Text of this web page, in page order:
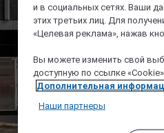
и в социальных сетях. Ваши
этих третьих лиц. Для
«Целевая реклама», нажав
Вы можете изменить свой
доступную по ссылке
Дополнительная
Наши партнеры